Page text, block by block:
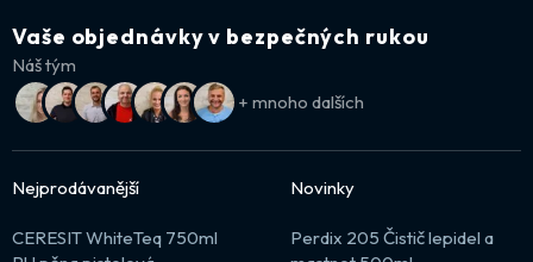
Vaše objednávky v bezpečných rukou
Náš tým
+ mnoho dalších
Nejprodávanější
CERESIT WhiteTeq 750ml
Novinky
Perdix 205 Čistič lepidel a